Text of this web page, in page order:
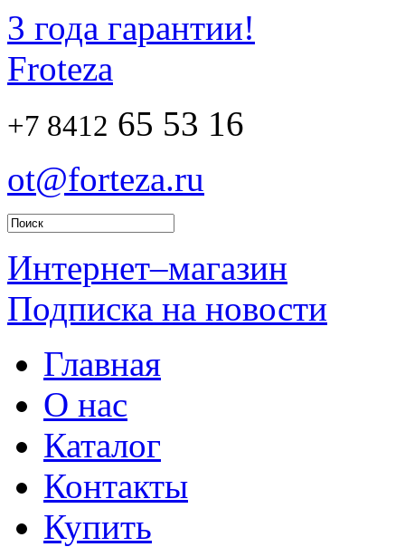
3 года гарантии!
Froteza
+7 8412 65 53 16
ot@forteza.ru
Интернет–магазин
Подписка на новости
Главная
О нас
Каталог
Контакты
Купить